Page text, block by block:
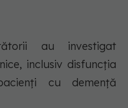
au investigat
inclusiv disfuncția
cu demență